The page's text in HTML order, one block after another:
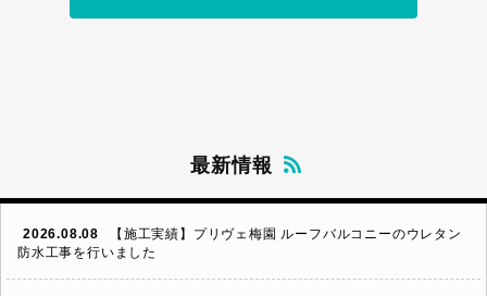
最新情報
2026.08.08
【施工実績】プリヴェ梅園 ルーフバルコニーのウレタン
防水工事を行いました